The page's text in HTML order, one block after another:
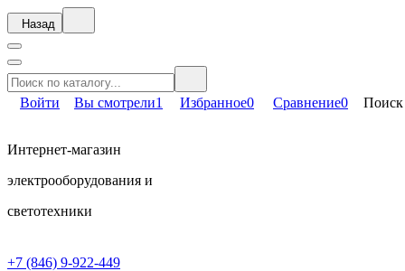
Назад
Войти Вы смотрели1 Избранное0 Сравнение0 Поиск
Интернет-магазин
электрооборудования и
светотехники
+7 (846) 9-922-449